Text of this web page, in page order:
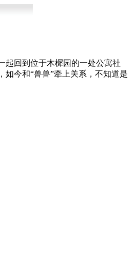
起回到位于木樨园的一处公寓社
今和“兽兽”牵上关系，不知道是